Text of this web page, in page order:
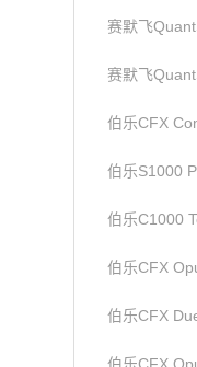
赛默飞
赛默飞
伯乐CFX
伯乐S1000
伯乐C1000
伯乐CFX
伯乐CFX